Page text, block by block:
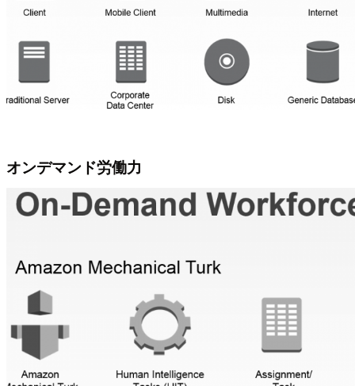
オンデマンド労働力